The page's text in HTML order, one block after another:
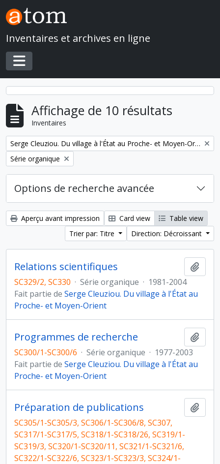
Skip to main content
Inventaires et archives en ligne
Toggle navigation
Affichage de 10 résultats
Inventaires
Remove filter:
Serge Cleuziou. Du village à l'État au Proche- et Moyen-Orient
Remove filter:
Série organique
Options de recherche avancée
Aperçu avant impression Card view
Table view
Trier par: Titre
Direction: Décroissant
Relations scientifiques
SC329/2, SC330 · Série organique · 1981-2004
Fait partie de Serge Cleuziou. Du village à l'État au
Proche- et Moyen-Orient
Programmes de recherche
SC300/1-SC300/6 · Série organique · 1977-2003
Fait partie de Serge Cleuziou. Du village à l'État au
Proche- et Moyen-Orient
Préparation de publications
SC305/1-SC305/3, SC306/1-SC306/8, SC307,
SC317/1-SC317/5, SC318/1-SC318/26, SC319/1-
SC319/3, SC320/1-SC320/11, SC321/1-SC321/6,
SC322/1-SC322/6, SC323/1-SC323/3, SC324/1-